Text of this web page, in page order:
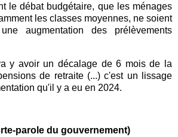
le débat budgétaire, que les ménages
les classes moyennes, ne soient
augmentation des prélèvements
y avoir un décalage de 6 mois de la
de retraite (...) c'est un lissage
qu'il y a eu en 2024.
parole du gouvernement)